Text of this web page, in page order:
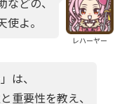
レハーヤー
よ。
は、
重要性を教え、